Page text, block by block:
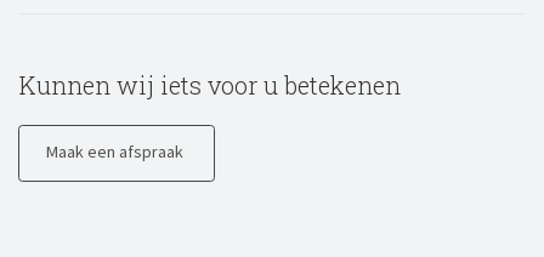
Kunnen wij iets voor u betekenen
Maak een afspraak